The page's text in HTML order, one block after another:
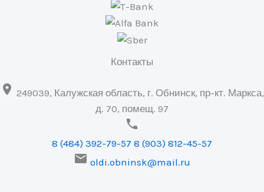
Контакты
 249039, Калужская область, г. Обнинск, пр-кт. Маркса,
д. 70, помещ. 97

8 (484) 392-79-57 8 (903) 812-45-57
 oldi.obninsk@mail.ru